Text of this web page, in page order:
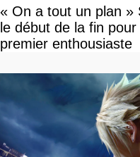
« On a tout un plan »
le début de la fin pour
premier enthousiaste